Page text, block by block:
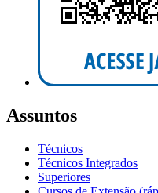
Assuntos
Técnicos
Técnicos Integrados
Superiores